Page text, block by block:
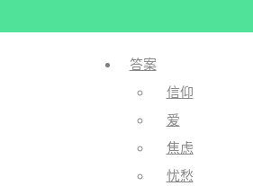
答案
信仰
爱
焦虑
忧愁